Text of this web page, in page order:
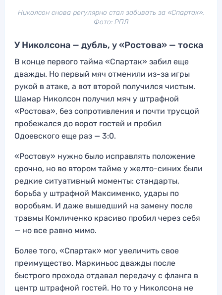
Николсон снова регулярно стал забивать за «Спартак».
Фото: РПЛ
У Николсона — дубль, у «Ростова» — тоска
В конце первого тайма «Спартак» забил еще
дважды. Но первый мяч отменили из-за игры
рукой в атаке, а вот второй получился чистым.
Шамар Николсон получил мяч у штрафной
«Ростова», без сопротивления и почти трусцой
пробежался до ворот гостей и пробил
Одоевского еще раз — 3:0.
«Ростову» нужно было исправлять положение
срочно, но во втором тайме у желто-синих были
редкие ситуативный моменты: стандарты,
борьба у штрафной Максименко, удары по
воробьям. И даже вышедший на замену после
травмы Комличенко красиво пробил через себя
— но все равно мимо.
Более того, «Спартак» мог увеличить свое
преимущество. Маркиньос дважды после
быстрого прохода отдавал передачу с фланга в
центр штрафной гостей. Но то у Николсона не